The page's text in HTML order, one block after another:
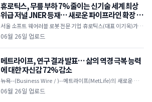
휴로틱스, 무릎 부하 7% 줄이는 신기술 세계 최상
위급 저널 JNER 등재… 새로운 파이프라인 확장 시
동
서울 소프트 웨어러블 로봇 전문 기업 휴로틱스(대표 이기욱)가 개
발한 무동력 기반의 ‘수동형 소프트 엑소슈트(Passive Soft Exos
06월 26일 업로드
메트라이프, 연구 결과 발표… 삶의 역경 극복 능력
에 대한 자신감 72% 감소
뉴욕--(Business Wire / )--메트라이프(MetLife)의 새로운 다국
적 연구에 따르면, 눈에 띄는 ‘자신감 격차(confidence gap)’가
06월 26일 업로드